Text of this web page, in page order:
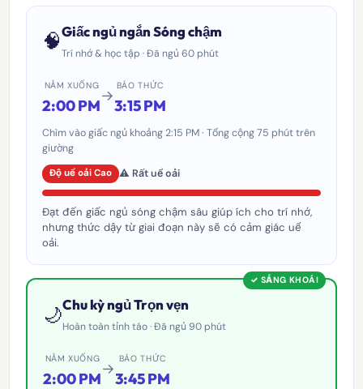
🧠Giấc ngủ ngắn Sóng chậm
Trí nhớ & học tập · Đã ngủ 60 phút
NẰM XUỐNG
2:00 PM
→
BÁO THỨC
3:15 PM
Chìm vào giấc ngủ khoảng 2:15 PM · Tổng cộng 75 phút trên
giường
Độ uể oải Cao ⚠️ Rất uể oải
Đạt đến giấc ngủ sóng chậm sâu giúp ích cho trí nhớ,
nhưng thức dậy từ giai đoạn này sẽ có cảm giác uể
oải.
✓ SẢNG KHOÁI
🌙Chu kỳ ngủ Trọn vẹn
Hoàn toàn tỉnh táo · Đã ngủ 90 phút
NẰM XUỐNG
2:00 PM
→
BÁO THỨC
3:45 PM